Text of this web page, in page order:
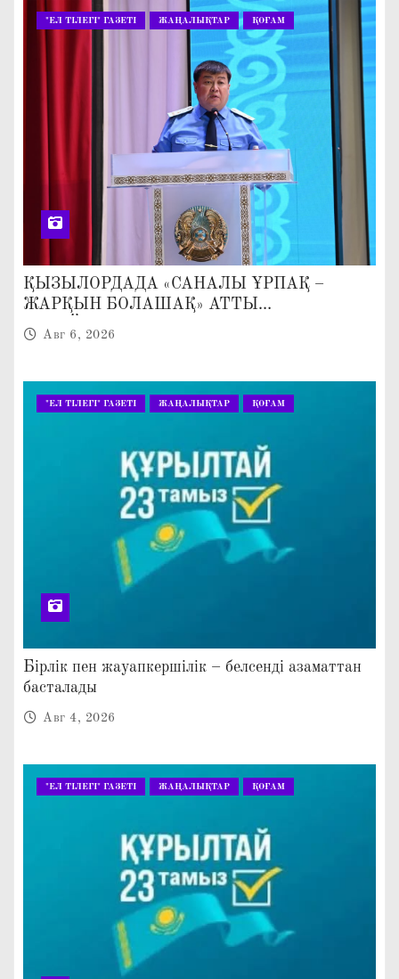
"ЕЛ ТІЛЕГІ" ГАЗЕТІ ЖАҢАЛЫҚТАР ҚОҒАМ
ҚЫЗЫЛОРДАДА «САНАЛЫ ҰРПАҚ –
ЖАРҚЫН БОЛАШАҚ» АТТЫ
КЕҢЕЙТІЛГЕН МӘЖІЛІС ӨТТІ
Авг 6, 2026
"ЕЛ ТІЛЕГІ" ГАЗЕТІ ЖАҢАЛЫҚТАР ҚОҒАМ
Бірлік пен жауапкершілік – белсенді азаматтан
басталады
Авг 4, 2026
"ЕЛ ТІЛЕГІ" ГАЗЕТІ ЖАҢАЛЫҚТАР ҚОҒАМ